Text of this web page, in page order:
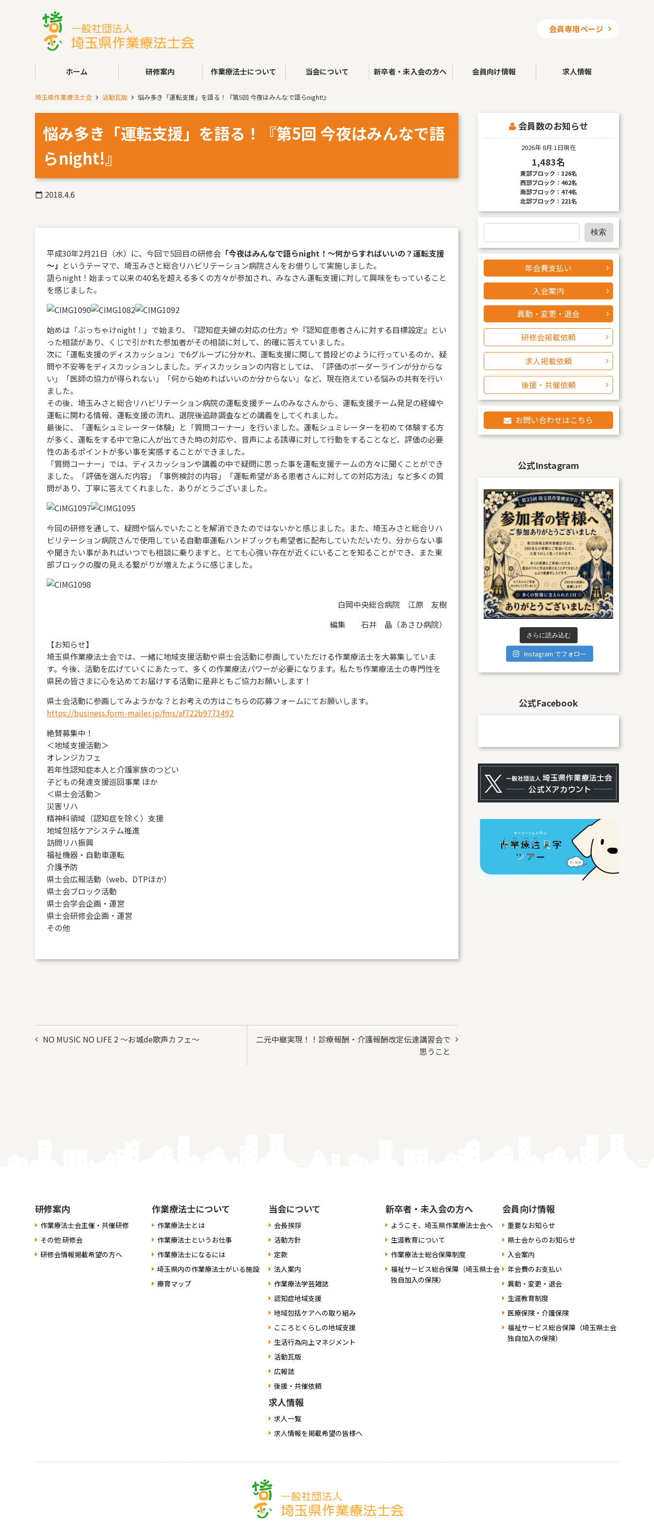
会員専用ページ
ホーム 研修案内 作業療法士について 当会について 新卒者・未入会の方へ 会員向け情報 求人情報
埼玉県作業療法士会 活動瓦版 悩み多き「運転支援」を語る！『第5回 今夜はみんなで語らnight!』
悩み多き「運転支援」を語る！『第5回 今夜はみんなで語
らnight!』
calendar_today 2018.4.6
平成30年2月21日（水）に、今回で5回目の研修会 「今夜はみんなで語らnight！～何からすればいいの？運転支援
～」 というテーマで、埼玉みさと総合リハビリテーション病院さんをお借りして実施しました。
語らnight！始まって以来の40名を超える多くの方々が参加され、みなさん運転支援に対して興味をもっていること
を感じました。
始めは「ぶっちゃけnight！」で始まり、『認知症夫婦の対応の仕方』や『認知症患者さんに対する目標設定』とい
った相談があり、くじで引かれた参加者がその相談に対して、的確に答えていました。
次に「運転支援のディスカッション」で6グループに分かれ、運転支援に関して普段どのように行っているのか、疑
問や不安等をディスカッションしました。ディスカッションの内容としては、「評価のボーダーラインが分からな
い」「医師の協力が得られない」「何から始めればいいのか分からない」など、現在抱えている悩みの共有を行い
ました。
その後、埼玉みさと総合リハビリテーション病院の運転支援チームのみなさんから、運転支援チーム発足の経緯や
運転に関わる情報、運転支援の流れ、退院後追跡調査などの講義をしてくれました。
最後に、「運転シュミレーター体験」と「質問コーナー」を行いました。運転シュミレーターを初めて体験する方
が多く、運転をする中で急に人が出てきた時の対応や、音声による誘導に対して行動をすることなど、評価の必要
性のあるポイントが多い事を実感することができました。
「質問コーナー」では、ディスカッションや講義の中で疑問に思った事を運転支援チームの方々に聞くことができ
ました。「評価を選んだ内容」「事例検討の内容」「運転希望がある患者さんに対しての対応方法」など多くの質
問があり、丁寧に答えてくれました．ありがとうございました。
今回の研修を通して、疑問や悩んでいたことを解消できたのではないかと感じました。また、埼玉みさと総合リハ
ビリテーション病院さんで使用している自動車運転ハンドブックも希望者に配布していただいたり、分からない事
や聞きたい事があればいつでも相談に乗りますと、とても心強い存在が近くにいることを知ることができ、また東
部ブロックの腹の見える繋がりが増えたように感じました。
白岡中央総合病院 江原 友樹
編集 石井 晶（あさひ病院）
【お知らせ】
埼玉県作業療法士会では、一緒に地域支援活動や県士会活動に参画していただける作業療法士を大募集していま
す。今後、活動を広げていくにあたって、多くの作業療法パワーが必要になります。私たち作業療法士の専門性を
県民の皆さまに心を込めてお届けする活動に是非ともご協力お願いします！
県士会活動に参画してみようかな？とお考えの方はこちらの応募フォームにてお願いします。
https://business.form-mailer.jp/fms/af722b9773492
絶賛募集中！
＜地域支援活動＞
オレンジカフェ
若年性認知症本人と介護家族のつどい
子どもの発達支援巡回事業 ほか
＜県士会活動＞
災害リハ
精神科領域（認知症を除く）支援
地域包括ケアシステム推進
訪問リハ振興
福祉機器・自動車運転
介護予防
県士会広報活動（web、DTPほか）
県士会ブロック活動
県士会学会企画・運営
県士会研修会企画・運営
その他
投
二元中継実現！！診療報酬・介護報酬改定伝達講習会で
思うこと
NO MUSIC NO LIFE 2 ～お城de歌声カフェ～
会員数のお知らせ
2026年 8月 1日現在
1,483名
東部ブロック：326名
西部ブロック：462名
南部ブロック：474名
北部ブロック：221名
検
索
検索
年会費支払い
入会案内
異動・変更・退会
研修会掲載依頼
求人掲載依頼
後援・共催依頼
お問い合わせはこちら
公式Instagram
さらに読み込む
Instagram でフォロー
公式Facebook
研修案内
作業療法士会主催・共催研修
その他 研修会
研修会情報掲載希望の方へ
作業療法士について
作業療法士とは
作業療法士というお仕事
作業療法士になるには
埼玉県内の作業療法士がいる施設
療育マップ
当会について
会長挨拶
活動方針
定款
法人案内
作業療法学芸雑誌
認知症地域支援
地域包括ケアへの取り組み
こころとくらしの地域支援
生活行為向上マネジメント
活動瓦版
広報誌
後援・共催依頼
新卒者・未入会の方へ
ようこそ、埼玉県作業療法士会へ
生涯教育について
作業療法士総合保障制度
福祉サービス総合保障（埼玉県士会
独自加入の保険）
会員向け情報
重要なお知らせ
県士会からのお知らせ
入会案内
年会費のお支払い
異動・変更・退会
生涯教育制度
医療保険・介護保険
福祉サービス総合保障（埼玉県士会
独自加入の保険）
求人情報
求人一覧
求人情報を掲載希望の皆様へ